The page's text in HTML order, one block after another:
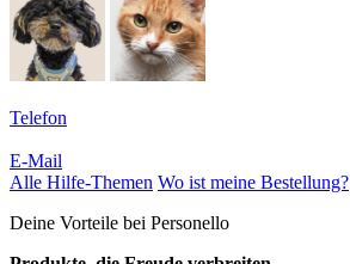
Telefon
E-Mail
Alle Hilfe-Themen Wo ist meine Bestellung?
Deine Vorteile bei Personello